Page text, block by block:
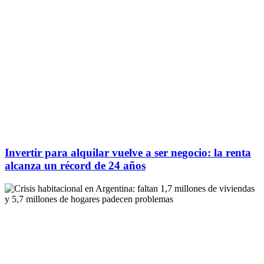
Invertir para alquilar vuelve a ser negocio: la renta
alcanza un récord de 24 años